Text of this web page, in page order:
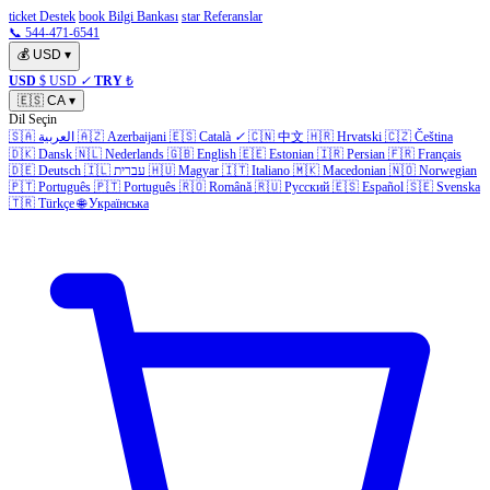
ticket Destek book Bilgi Bankası star Referanslar
📞 544-471-6541
💰 USD ▾
USD $ USD ✓ TRY ₺
🇪🇸 CA ▾
Dil Seçin
🇸🇦 العربية 🇦🇿 Azerbaijani 🇪🇸 Català ✓ 🇨🇳 中文 🇭🇷 Hrvatski 🇨🇿 Čeština
🇩🇰 Dansk 🇳🇱 Nederlands 🇬🇧 English 🇪🇪 Estonian 🇮🇷 Persian 🇫🇷 Français
🇩🇪 Deutsch 🇮🇱 עברית 🇭🇺 Magyar 🇮🇹 Italiano 🇲🇰 Macedonian 🇳🇴 Norwegian
🇵🇹 Português 🇵🇹 Português 🇷🇴 Română 🇷🇺 Русский 🇪🇸 Español 🇸🇪 Svenska
🇹🇷 Türkçe 🌐 Українська